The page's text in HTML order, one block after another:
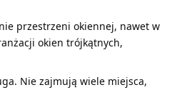
przestrzeni okiennej, nawet w
okien trójkątnych,
Nie zajmują wiele miejsca,